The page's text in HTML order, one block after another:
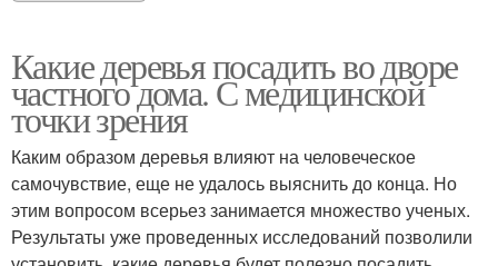
Какие деревья посадить во дворе
частного дома. С медицинской
точки зрения
Каким образом деревья влияют на человеческое
самочувствие, еще не удалось выяснить до конца. Но
этим вопросом всерьез занимается множество ученых.
Результаты уже проведенных исследований позволили